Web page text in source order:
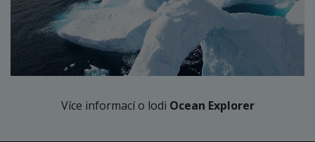
Více informací o lodi Ocean Explorer